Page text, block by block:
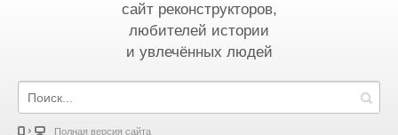
сайт реконструкторов,
любителей истории
и увлечённых людей
Полная версия сайта